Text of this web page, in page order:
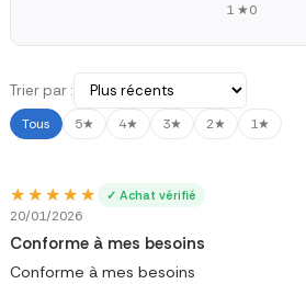
1 ★0
Trier par :
Tous 5★ 4★ 3★ 2★ 1★
★★★★★
★★★★★ ✓ Achat vérifié
20/01/2026
Conforme à mes besoins
Conforme à mes besoins